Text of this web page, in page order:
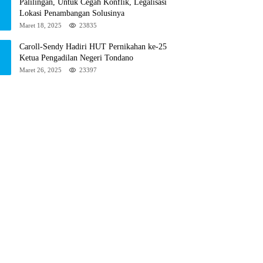
Palilingan, Untuk Cegah Konflik, Legalisasi
Lokasi Penambangan Solusinya
Maret 18, 2025 23835
Caroll-Sendy Hadiri HUT Pernikahan ke-25
Ketua Pengadilan Negeri Tondano
Maret 26, 2025 23397